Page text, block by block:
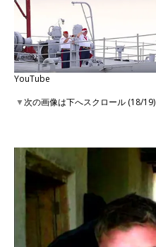
YouTube
▼次の画像は下へスクロール (18/19)